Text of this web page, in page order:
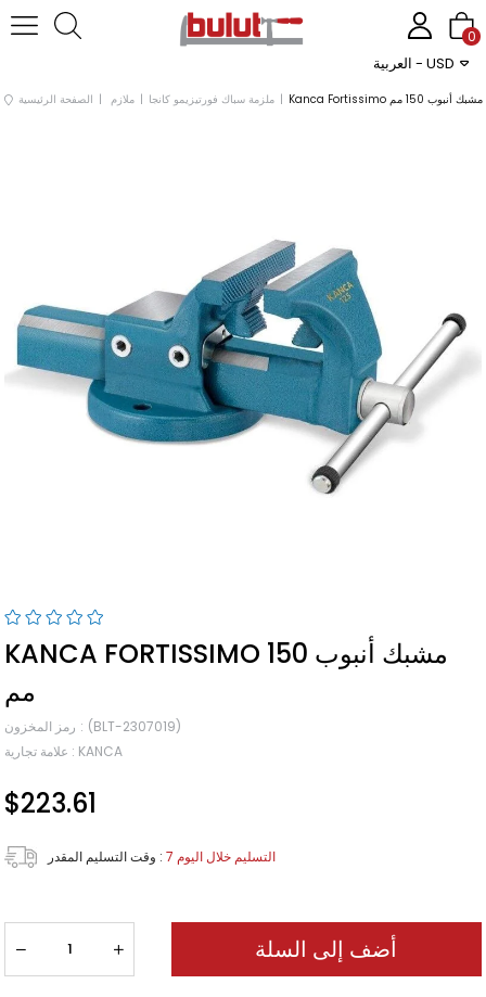
العربية - USD
0
الصفحة الرئيسية ملازم ملزمة سباك فورتيزيمو كانجا Kanca Fortissimo مشبك أنبوب 150 مم
KANCA FORTISSIMO مشبك أنبوب 150
مم
رمز المخزون
(BLT-2307019)
علامة تجارية : KANCA
$223.61
وقت التسليم المقدر : 7 التسليم خلال اليوم